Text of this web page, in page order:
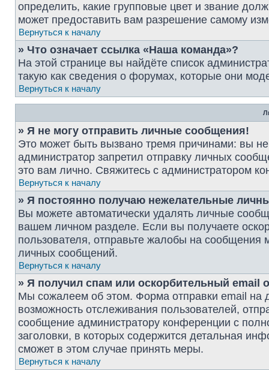
определить, какие групповые цвет и звание
может предоставить вам разрешение самому
Вернуться к началу
» Что означает ссылка «Наша команда»?
На этой странице вы найдёте список
такую как сведения о форумах, которые они
Вернуться к началу
» Я не могу отправить личные сообщения!
Это может быть вызвано тремя причинами: вы
администратор запретил отправку личных
это вам лично. Свяжитесь с администратором
Вернуться к началу
» Я постоянно получаю нежелательные
Вы можете автоматически удалять личные
вашем личном разделе. Если вы получаете
пользователя, отправьте жалобы на сообщения
личных сообщений.
Вернуться к началу
» Я получил спам или оскорбительный email
Мы сожалеем об этом. Форма отправки email на
возможность отслеживания пользователей,
сообщение администратору конференции с
заголовки, в которых содержится детальная
сможет в этом случае принять меры.
Вернуться к началу